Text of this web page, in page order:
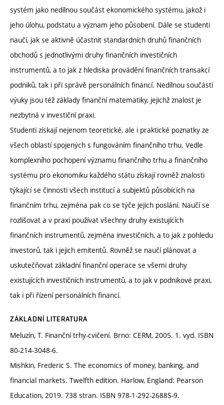
systém jako nedílnou součást ekonomického systému, jakož i
jeho úlohu, podstatu a význam jeho působení. Dále se studenti
naučí, jak se aktivně účastnit standardních druhů finančních
obchodů s jednotlivými druhy finančních investičních
instrumentů, a to jak z hlediska provádění finančních transakcí
podniků, tak i při správě personálních financí. Nedílnou součástí
výuky jsou též základy finanční matematiky, jejichž znalost je
nezbytná v investiční praxi.
Studenti získají nejenom teoretické, ale i praktické poznatky ze
všech oblastí spojených s fungováním finančního trhu. Vedle
komplexního pochopení významu finančního trhu a finančního
systému pro ekonomiku každého státu získají rovněž znalosti
týkající se činnosti všech institucí a subjektů působících na
finančním trhu, zejména pak co se týče jejich poslání. Naučí se
rozlišovat a v praxi používat všechny druhy existujících
finančních instrumentů, zejména investičních, a to jak z pohledu
investorů, tak i jejich emitentů. Rovněž se naučí plánovat a
uskutečňovat základní finanční operace se všemi druhy
existujících investičních instrumentů, a to jak v podnikové praxi,
tak i při řízení personálních financí.
ZÁKLADNÍ LITERATURA
Meluzín, T. Finanční trhy-cvičení. Brno: CERM, 2005. 1. vyd. ISBN
80-214-3048-6.
Mishkin, Frederic S. The economics of money, banking, and
financial markets. Twelfth edition. Harlow, England: Pearson
Education, 2019. 738 stran. ISBN 978-1-292-26885-9.